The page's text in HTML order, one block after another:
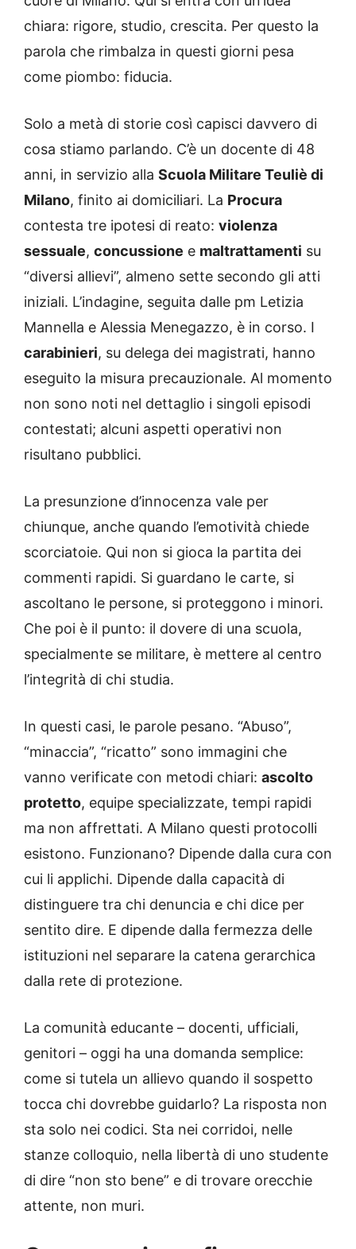
chiara: rigore, studio, crescita. Per questo la
parola che rimbalza in questi giorni pesa
come piombo: fiducia.
Solo a metà di storie così capisci davvero di
cosa stiamo parlando. C’è un docente di 48
anni, in servizio alla Scuola Militare Teuliè di
Milano, finito ai domiciliari. La Procura
contesta tre ipotesi di reato: violenza
sessuale, concussione e maltrattamenti su
“diversi allievi”, almeno sette secondo gli atti
iniziali. L’indagine, seguita dalle pm Letizia
Mannella e Alessia Menegazzo, è in corso. I
carabinieri, su delega dei magistrati, hanno
eseguito la misura precauzionale. Al momento
non sono noti nel dettaglio i singoli episodi
contestati; alcuni aspetti operativi non
risultano pubblici.
La presunzione d’innocenza vale per
chiunque, anche quando l’emotività chiede
scorciatoie. Qui non si gioca la partita dei
commenti rapidi. Si guardano le carte, si
ascoltano le persone, si proteggono i minori.
Che poi è il punto: il dovere di una scuola,
specialmente se militare, è mettere al centro
l’integrità di chi studia.
In questi casi, le parole pesano. “Abuso”,
“minaccia”, “ricatto” sono immagini che
vanno verificate con metodi chiari: ascolto
protetto, equipe specializzate, tempi rapidi
ma non affrettati. A Milano questi protocolli
esistono. Funzionano? Dipende dalla cura con
cui li applichi. Dipende dalla capacità di
distinguere tra chi denuncia e chi dice per
sentito dire. E dipende dalla fermezza delle
istituzioni nel separare la catena gerarchica
dalla rete di protezione.
La comunità educante – docenti, ufficiali,
genitori – oggi ha una domanda semplice:
come si tutela un allievo quando il sospetto
tocca chi dovrebbe guidarlo? La risposta non
sta solo nei codici. Sta nei corridoi, nelle
stanze colloquio, nella libertà di uno studente
di dire “non sto bene” e di trovare orecchie
attente, non muri.